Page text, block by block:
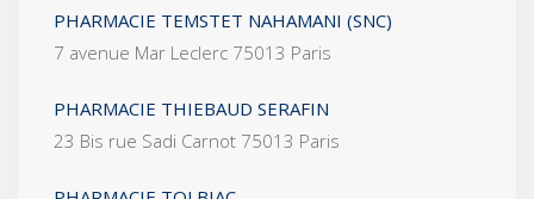
PHARMACIE TEMSTET NAHAMANI (SNC)
7 avenue Mar Leclerc 75013 Paris
PHARMACIE THIEBAUD SERAFIN
23 Bis rue Sadi Carnot 75013 Paris